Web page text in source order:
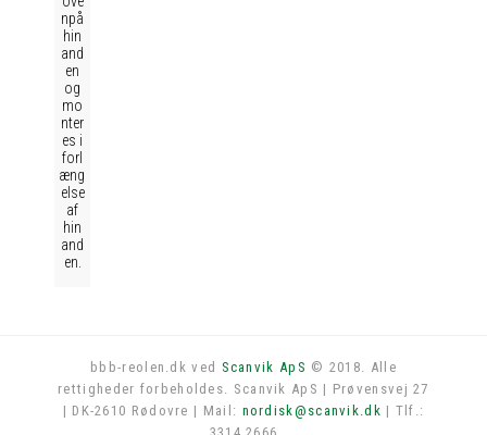
npå
hin
and
en
og
mo
nter
es i
forl
æng
else
af
hin
and
en.
bbb-reolen.dk ved Scanvik ApS © 2018. Alle
rettigheder forbeholdes. Scanvik ApS | Prøvensvej 27
| DK-2610 Rødovre | Mail: nordisk@scanvik.dk | Tlf.:
Log in